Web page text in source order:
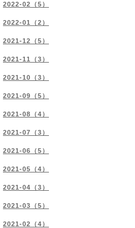
2022-02（5）
2022-01（2）
2021-12（5）
2021-11（3）
2021-10（3）
2021-09（5）
2021-08（4）
2021-07（3）
2021-06（5）
2021-05（4）
2021-04（3）
2021-03（5）
2021-02（4）